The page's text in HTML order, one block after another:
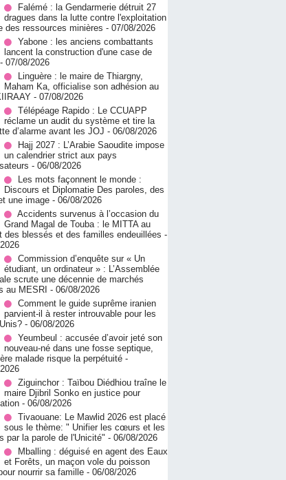
Falémé : la Gendarmerie détruit 27
dragues dans la lutte contre l'exploitation
des ressources minières - 07/08/2026
Yabone : les anciens combattants
lancent la construction d'une case de
- 07/08/2026
Linguère : le maire de Thiargny,
Maham Ka, officialise son adhésion au
- 07/08/2026
Télépéage Rapido : Le CCUAPP
réclame un audit du système et tire la
d’alarme avant les JOJ - 06/08/2026
Hajj 2027 : L’Arabie Saoudite impose
un calendrier strict aux pays
- 06/08/2026
Les mots façonnent le monde :
Discours et Diplomatie Des paroles, des
une image - 06/08/2026
Accidents survenus à l’occasion du
Grand Magal de Touba : le MITTA au
des blessés et des familles endeuillées -
Commission d’enquête sur « Un
étudiant, un ordinateur » : L’Assemblée
scrute une décennie de marchés
au MESRI - 06/08/2026
Comment le guide suprême iranien
parvient-il à rester introuvable pour les
- 06/08/2026
Yeumbeul : accusée d’avoir jeté son
nouveau-né dans une fosse septique,
malade risque la perpétuité -
Ziguinchor : Taïbou Diédhiou traîne le
maire Djibril Sonko en justice pour
- 06/08/2026
Tivaouane: Le Mawlid 2026 est placé
sous le thème: " Unifier les cœurs et les
par la parole de l'Unicité" - 06/08/2026
Mballing : déguisé en agent des Eaux
et Forêts, un maçon vole du poisson
nourrir sa famille - 06/08/2026